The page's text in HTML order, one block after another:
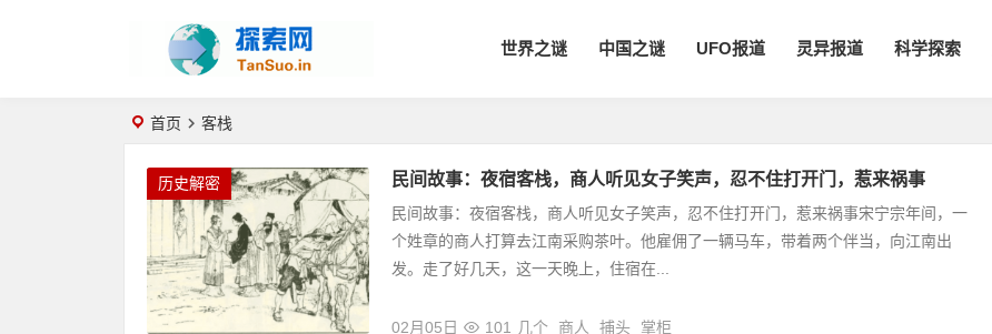
世界之谜 中国之谜 UFO报道 灵异报道 科学探索
首页 客栈
历史解密 民间故事：夜宿客栈，商人听见女子笑声，忍不住打开门，惹来祸事
民间故事：夜宿客栈，商人听见女子笑声，忍不住打开门，惹来祸事宋宁宗年间，一
个姓章的商人打算去江南采购茶叶。他雇佣了一辆马车，带着两个伴当，向江南出
发。走了好几天，这一天晚上，住宿在...
02月05日 101 几个 商人 捕头 掌柜